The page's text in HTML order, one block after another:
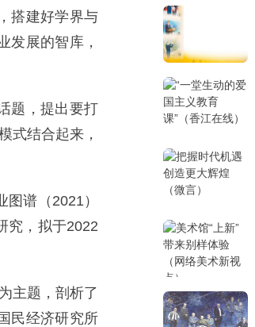
搭建好学界与
发展的智库，
题，提出要打
式结合起来，
谱（2021）
究，拟于2022
主题，剖析了
民经济研究所